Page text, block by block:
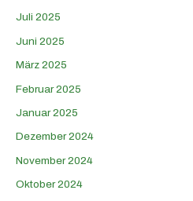
Juli 2025
Juni 2025
März 2025
Februar 2025
Januar 2025
Dezember 2024
November 2024
Oktober 2024